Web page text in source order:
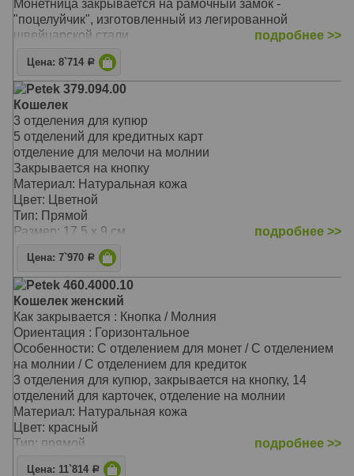
Монетница закрывается на рамочный замок -
"поцелуйчик", изготовленный из легированной
швейцарской стали
На внутренней задней стенке расположены три
прорезных кармана для кредитных карточек
На закрывающемся блоке имеются еще пять
прорезных карманов для карточек, окошко для
документов из прозрачной прочной сетки и одно
дополнительное отделение
Перед монетницей на внешней стороне находятся два
кармашка для карточек и одно дополнительное
отделение для бумаг на всю длину портмоне
Материал: Натуральная кожа
Цвет: Чёрный
Тип: прямой
подробнее >>
Цена: 8`714 Р
Petek 379.094.00
Кошелек
3 отделения для купюр
5 отделений для кредитных карт
отделение для мелочи на молнии
Закрывается на кнопку
Материал: Натуральная кожа
Цвет: Цветной
Тип: Прямой
Размер: 17,5 х 9 см
подробнее >>
Цена: 7`970 Р
Petek 460.4000.10
Кошелек женский
Как закрывается : Кнопка / Молния
Ориентация : Горизонтальное
Особенности: С отделением для монет / С отделением
на молнии / С отделением для кредиток
3 отделения для купюр, закрывается на кнопку, 14
отделений для карточек, отделение на молнии
Материал: Натуральная кожа
Цвет: красный
Тип: прямой
Размер: 18,5х9,0 см
подробнее >>
Цена: 11`814 Р